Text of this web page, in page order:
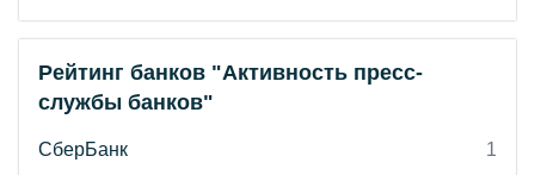
Рейтинг банков "Активность пресс-
службы банков"
СберБанк
1